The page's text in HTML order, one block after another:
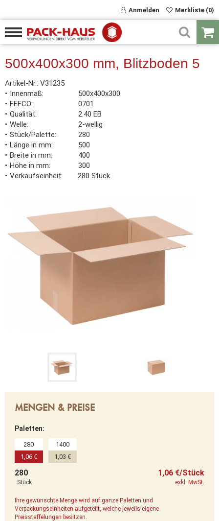
Anmelden Merkliste (0)
500x400x300 mm, Blitzboden 5
Artikel-Nr.: V31235
Innenmaß
500x400x300
FEFCO
0701
Qualität
2.40 EB
Welle
2-wellig
Stück/Palette
280
Länge in mm
500
Breite in mm
400
Höhe in mm
300
Verkaufseinheit
280 Stück
MENGEN & PREISE
Paletten:
280
1,06 €
1400
1,03 €
280
Stück
1,06 €/Stück
exkl. MwSt.
Ihre gewünschte Menge wird auf ganze Paletten und
Verpackungseinheiten aufgeteilt, welche jeweils eigene
Preisstaffelungen besitzen.